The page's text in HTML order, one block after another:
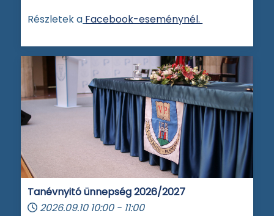
Részletek a Facebook-eseménynél.
Tanévnyitó ünnepség 2026/2027
2026.09.10 10:00 - 11:00